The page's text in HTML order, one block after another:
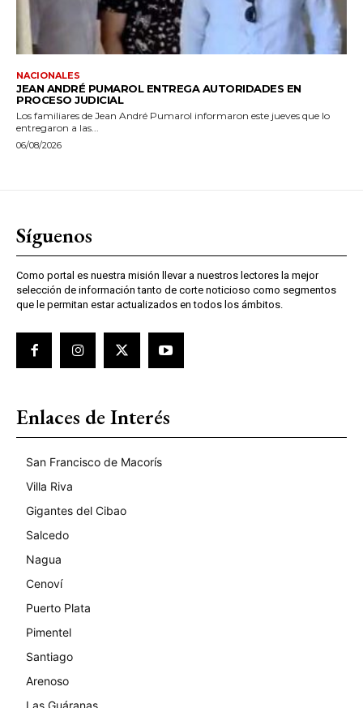
NACIONALES
JEAN ANDRÉ PUMAROL ENTREGA AUTORIDADES EN
PROCESO JUDICIAL
Los familiares de Jean André Pumarol informaron este jueves que lo
entregaron a las...
06/08/2026
Síguenos
Como portal es nuestra misión llevar a nuestros lectores la mejor
selección de información tanto de corte noticioso como segmentos
que le permitan estar actualizados en todos los ámbitos.
Enlaces de Interés
San Francisco de Macorís
Villa Riva
Gigantes del Cibao
Salcedo
Nagua
Cenoví
Puerto Plata
Pimentel
Santiago
Arenoso
Las Guáranas